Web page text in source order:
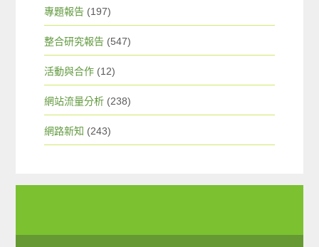
專題報告 (197)
整合研究報告 (547)
活動與合作 (12)
網站流量分析 (238)
網路新知 (243)